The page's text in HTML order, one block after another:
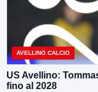
AVELLINO CALCIO
US Avellino:
fino al 2028